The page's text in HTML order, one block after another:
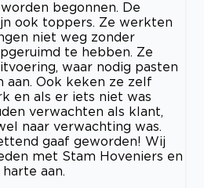
begonnen. De
ook toppers. Ze werkten
niet weg zonder
te hebben. Ze
waar nodig pasten
aan. Ook keken ze zelf
en als er iets niet was
verwachten als klant,
naar verwachting was.
gaaf geworden! Wij
met Stam Hoveniers en
aan.